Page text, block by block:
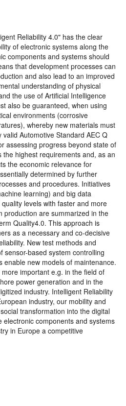
Reliability 4.0" has the clear
of electronic systems along the
components and systems should
that development processes can
and also lead to an improved
understanding of physical
the use of Artificial Intelligence
also be guaranteed, when using
environments (corrosive
whereby new materials must
Automotive Standard AEC Q
assessing progress beyond state of
highest requirements and, as an
the economic relevance for
determined by further
and procedures. Initiatives
learning) and big data
levels with faster and more
production are summarized in the
Quality4.0. This approach is
as a necessary and co-decisive
New test methods and
sensor-based system controlling
enable new models of maintenance.
important e.g. in the field of
power generation and in the
industry. Intelligent Reliability
industry, our mobility and
transformation into the digital
components and systems
in Europe a competitive